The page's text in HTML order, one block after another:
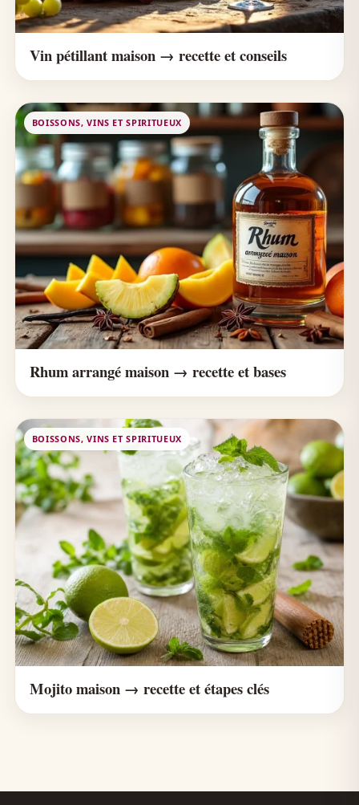
Vin pétillant maison → recette et conseils
BOISSONS, VINS ET SPIRITUEUX
Rhum arrangé maison → recette et bases
BOISSONS, VINS ET SPIRITUEUX
Mojito maison → recette et étapes clés